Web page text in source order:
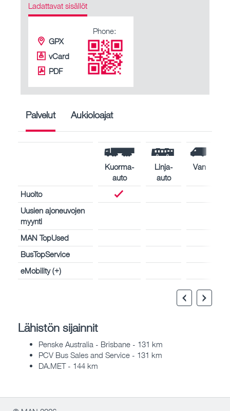
Ladattavat sisällöt
GPX
vCard
PDF
Phone:
Palvelut Aukioloajat
Kuorma-
auto
Linja-
auto
Van
Huolto
Uusien ajoneuvojen
myynti
MAN TopUsed
BusTopService
eMobility (+)
Lähistön sijainnit
Penske Australia - Brisbane - 131 km
PCV Bus Sales and Service - 131 km
DA.MET - 144 km